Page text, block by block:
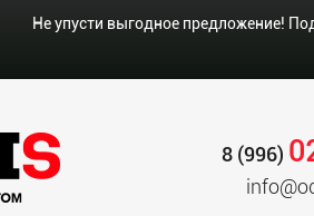
Не упусти выгодное предложение!
8 (996)